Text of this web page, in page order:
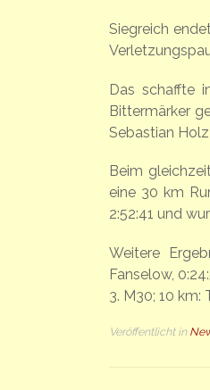
Siegreich
Das schaffte
Bittermärker
Sebastian
Beim
eine 30 km
2:52:41 und
Weitere
Fanselow,
3. M30; 10 km:
Veröffentlicht in